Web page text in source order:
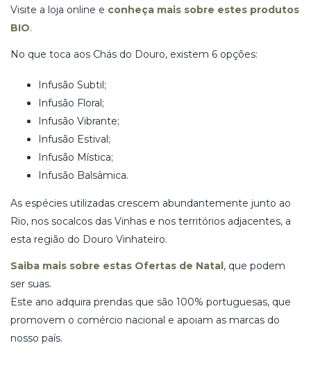
Visite a loja online e conheça mais sobre estes produtos
BIO.
No que toca aos Chás do Douro, existem 6 opções:
Infusão Subtil;
Infusão Floral;
Infusão Vibrante;
Infusão Estival;
Infusão Mística;
Infusão Balsâmica.
As espécies utilizadas crescem abundantemente junto ao
Rio, nos socalcos das Vinhas e nos territórios adjacentes, a
esta região do Douro Vinhateiro.
Saiba mais sobre estas Ofertas de Natal, que podem
ser suas.
Este ano adquira prendas que são 100% portuguesas, que
promovem o comércio nacional e apoiam as marcas do
nosso país.